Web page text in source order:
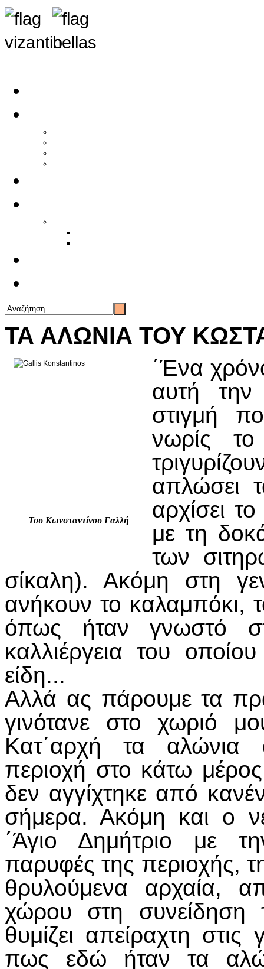
ΤΑ ΑΛΩΝΙΑ ΤΟΥ
Του Κωνσταντίνου Γαλλή
΄Ένα
αυτή
στιγμή
νωρίς
απλώσει
αρχίσει
με τη
των
σίκαλη). Ακόμη στη
ανήκουν το καλαμπόκι,
όπως ήταν γνωστό
καλλιέργεια του
είδη...
Αλλά ας πάρουμε τα
γινότανε στο χωριό
Κατ΄αρχή τα αλώνια
περιοχή στο κάτω
δεν αγγίχτηκε από
σήμερα. Ακόμη και ο
΄Άγιο Δημήτριο με
παρυφές της περιοχής,
θρυλούμενα αρχαία,
χώρου στη συνείδηση
θυμίζει απείραχτη
πως εδώ ήταν τα